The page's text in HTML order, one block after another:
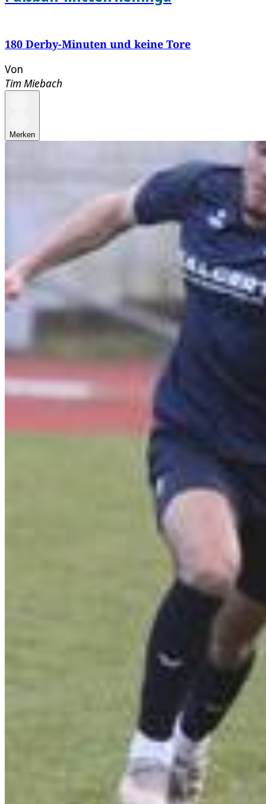
180 Derby-Minuten und keine Tore
Von
Tim Miebach
Merken